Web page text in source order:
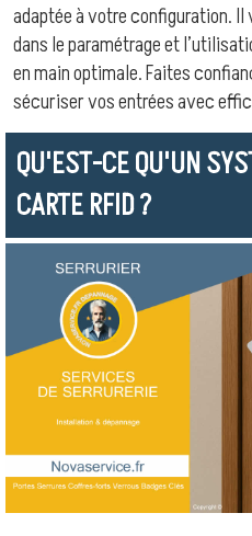
adaptée à votre configuration.
dans le paramétrage et
en main optimale. Faites
sécuriser vos entrées avec
QU'EST-CE QU'UN
CARTE RFID ?